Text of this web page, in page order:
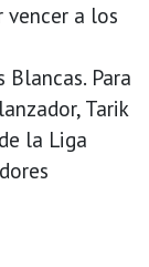
vencer a los
Para
Tarik
la Liga